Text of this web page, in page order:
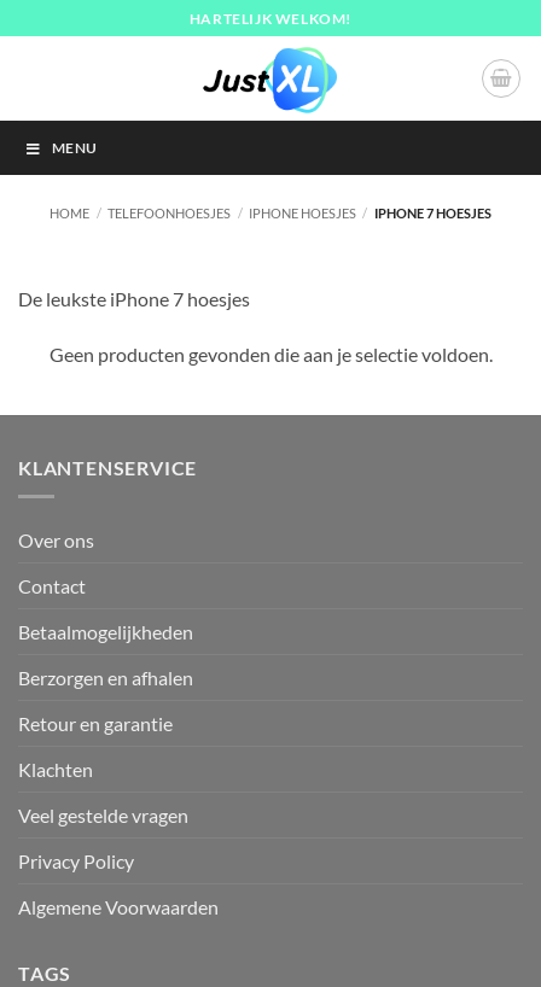
naar
HARTELIJK WELKOM!
MENU
HOME / TELEFOONHOESJES / IPHONE HOESJES / IPHONE 7 HOESJES
De leukste iPhone 7 hoesjes
Geen producten gevonden die aan je selectie voldoen.
KLANTENSERVICE
Over ons
Contact
Betaalmogelijkheden
Berzorgen en afhalen
Retour en garantie
Klachten
Veel gestelde vragen
Privacy Policy
Algemene Voorwaarden
TAGS